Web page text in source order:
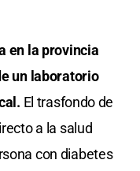
en la provincia
un laboratorio
El trasfondo de
a la salud
con diabetes